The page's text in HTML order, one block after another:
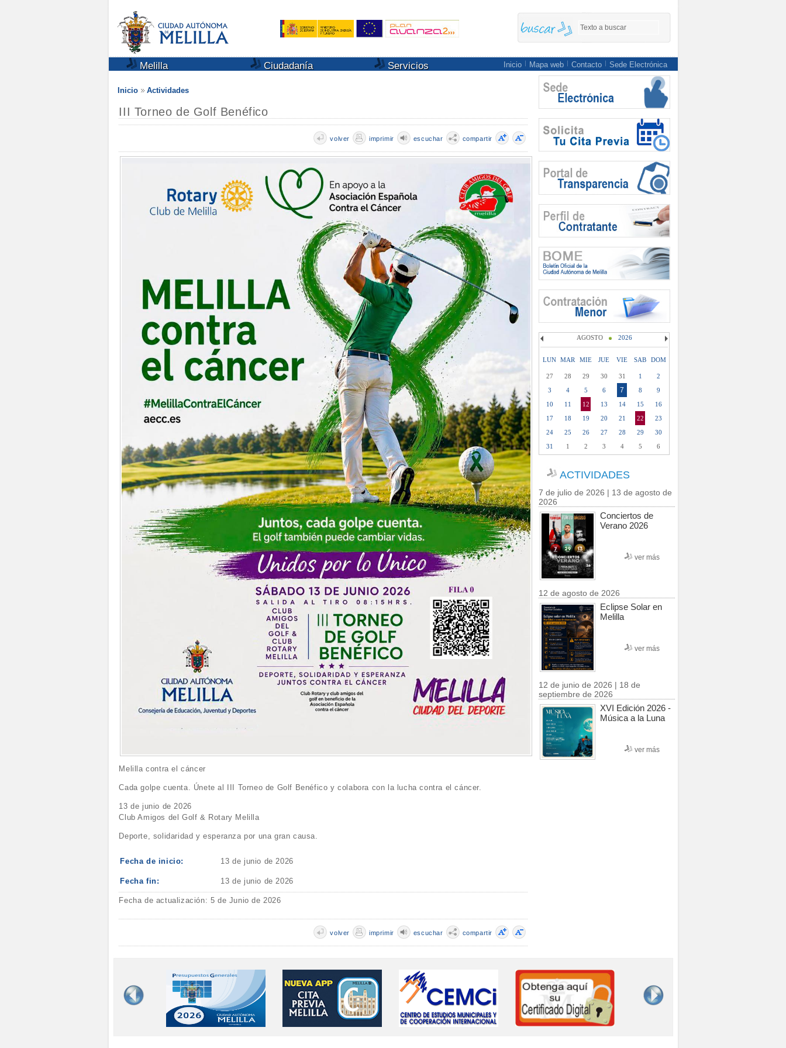
Melilla Ciudadanía Servicios Inicio Mapa web Contacto Sede Electrónica
Inicio Actividades
III Torneo de Golf Benéfico
compartir
escuchar
imprimir
volver
Melilla contra el cáncer
Cada golpe cuenta. Únete al III Torneo de Golf Benéfico y colabora con la lucha contra el cáncer.
13 de junio de 2026
Club Amigos del Golf & Rotary Melilla
Deporte, solidaridad y esperanza por una gran causa.
Fecha de inicio: 13 de junio de 2026
Fecha fin: 13 de junio de 2026
Fecha de actualización: 5 de Junio de 2026
compartir
escuchar
imprimir
volver
AGOSTO 2026
LUN MAR MIE JUE VIE SAB DOM
27 28 29 30 31 1
2
3
4 5 6 7 8
9
10
11 12 13 14 15
16
17
18 19 20 21 22
23
24
25 26 27 28 29
30
31
1 2 3 4 5 6
ACTIVIDADES
7 de julio de 2026 | 13 de agosto de
2026
Conciertos de
Verano 2026
ver más
12 de agosto de 2026
Eclipse Solar en
Melilla
ver más
12 de junio de 2026 | 18 de
septiembre de 2026
XVI Edición 2026 -
Música a la Luna
ver más